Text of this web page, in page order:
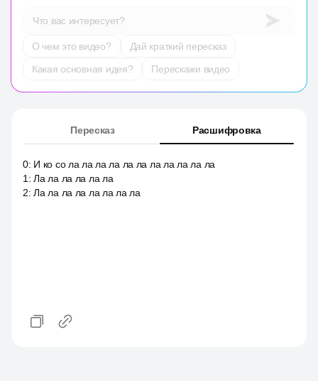
Что вас интересует?
О чем это видео?
Дай краткий пересказ
Какая основная идея?
Перескажи видео
Пересказ Расшифровка
0: И ко со ла ла ла ла ла ла ла ла ла ла ла
1 :Ла ла ла ла ла ла
2:Ла ла ла ла ла ла ла ла